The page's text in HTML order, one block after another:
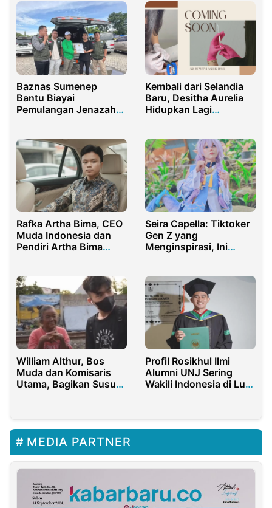
Baznas Sumenep
Bantu Biayai
Pemulangan Jenazah
Kembali dari Selandia
Baru, Desitha Aurelia
Hidupkan Lagi
Whitening Andalan
Rafka Artha Bima, CEO
Muda Indonesia dan
Pendiri Artha Bima
Seira Capella: Tiktoker
Gen Z yang
Menginspirasi, Ini
William Althur, Bos
Muda dan Komisaris
Utama, Bagikan Susu
Profil Rosikhul Ilmi
Alumni UNJ Sering
Wakili Indonesia di Luar
MEDIA PARTNER